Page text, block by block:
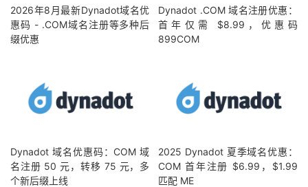
2026年8月最新Dynadot域名优
惠码 - .COM域名注册等多种后
缀优惠
Dynadot .COM 域名注册优惠：
首年仅需 $8.99，优惠码
899COM
Dynadot 域名优惠码：COM 域
名注册 50 元，转移 75 元，多
个新后缀上线
2025 Dynadot 夏季域名优惠：
COM 首年注册 $6.99，$1.99
匹配 ME